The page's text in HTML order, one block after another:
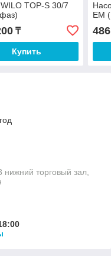
TOP-S 30/7
₸
Купить
EM
торговый зал,